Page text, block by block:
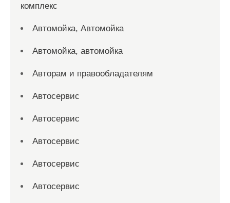
комплекс
Автомойка, Автомойка
Автомойка, автомойка
Авторам и правообладателям
Автосервис
Автосервис
Автосервис
Автосервис
Автосервис